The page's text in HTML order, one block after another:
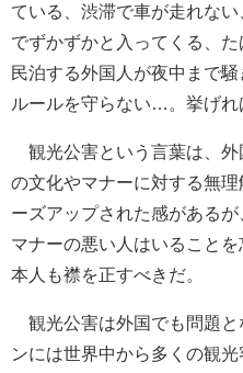
ている、渋滞で車が走れな
でずかずかと入ってくる、た
民泊する外国人が夜中まで
ルールを守らない…。挙げれ
観光公害という言葉は、外
の文化やマナーに対する無
ーズアップされた感があるが
マナーの悪い人はいること
本人も襟を正すべきだ。
観光公害は外国でも問題と
ンには世界中から多くの観